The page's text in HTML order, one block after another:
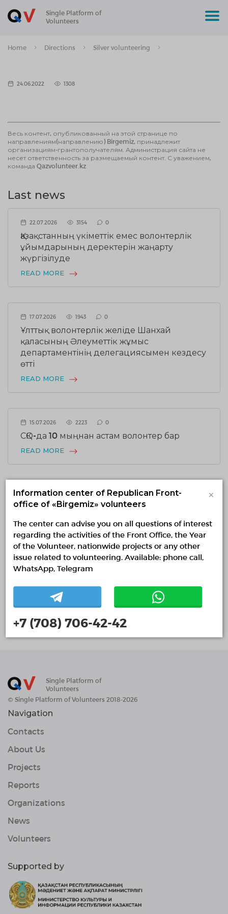
Single Platform of
Volunteers
Home Directions Silver volunteering
24.06.2022 1308
Весь контент, опубликованный на этой странице по
направлениям(направлению) Birgemiz, принадлежит
организациям-грантополучателям. Администрация сайта не
несет ответственность за размещаемый контент. С уважением,
команда Qazvolunteer.kz
Last news
22.07.2026 3154 0
Қазақстанның үкіметтік емес волонтерлік
ұйымдарының деректерін жаңарту
жүргізілуде
READ MORE
17.07.2026 1943 0
Ұлттық волонтерлік желіде Шанхай
қаласының Әлеуметтік жұмыс
департаментінің делегациясымен кездесу
өтті
READ MORE
15.07.2026 2223 0
СҚО-да 10 мыңнан астам волонтер бар
READ MORE
Follow us on social networks
Keep up to date with all events
Single Platform of
Volunteers
© Single Platform of Volunteers 2018-2026
Navigation
Contacts
About Us
Projects
Reports
Organizations
News
Volunteers
Supported by
Information center of Republican Front-
office of «Birgemiz» volunteers
×
The center can advise you on all questions of interest
regarding the activities of the Front Office, the Year
of the Volunteer, nationwide projects or any other
issue related to volunteering. Available: phone call,
WhatsApp, Telegram
+7 (708) 706-42-42